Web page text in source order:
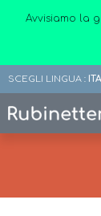
Avvisiamo la
SCEGLI LINGUA : ITA